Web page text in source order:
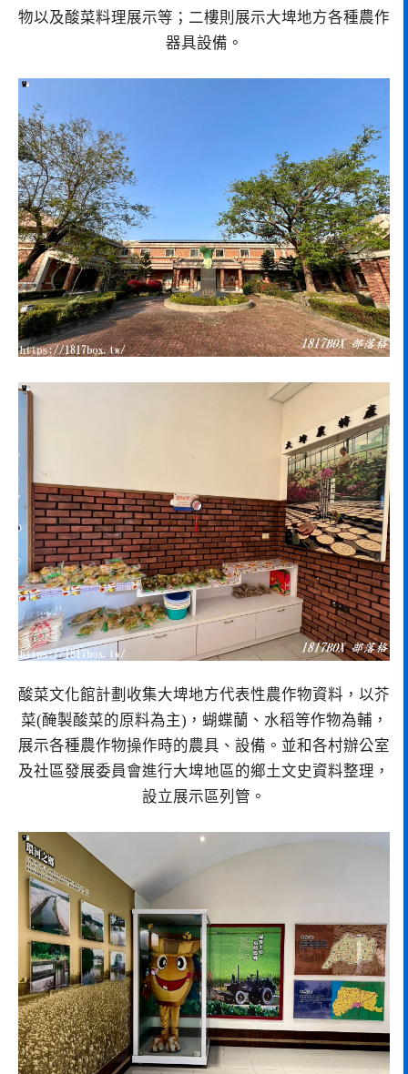
物以及酸菜料理展示等；二樓則展示大埤地方各種農作
器具設備。
酸菜文化館計劃收集大埤地方代表性農作物資料，以芥
菜(醃製酸菜的原料為主)，蝴蝶蘭、水稻等作物為輔，
展示各種農作物操作時的農具、設備。並和各村辦公室
及社區發展委員會進行大埤地區的鄉土文史資料整理，
設立展示區列管。